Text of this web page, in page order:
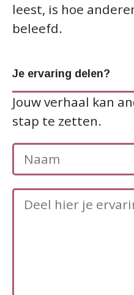
leest, is hoe
beleefd.
Je ervaring delen?
Jouw verhaal kan
stap te zetten.